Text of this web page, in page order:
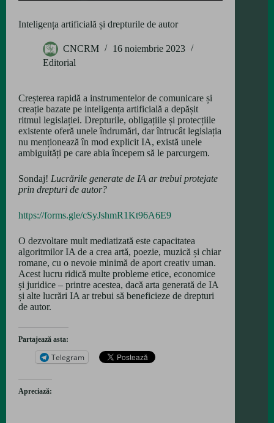
Inteligența artificială și drepturile de autor
CNCRM
16 noiembrie 2023
Editorial
Creșterea rapidă a instrumentelor de comunicare și
creație bazate pe inteligența artificială a depășit
ritmul legislației. Drepturile, obligațiile și protecțiile
existente oferă unele îndrumări, dar întrucât legislația
nu menționează în mod explicit IA, există unele
ambiguități pe care abia începem să le parcurgem.
Sondaj! Lucrările generate de IA ar trebui protejate
prin drepturi de autor?
https://forms.gle/cSyJshmR1Kt96A6E9
O dezvoltare mult mediatizată este capacitatea
algoritmilor IA de a crea artă, poezie, muzică și chiar
romane, cu o nevoie minimă de aport creativ uman.
Acest lucru ridică multe probleme etice, economice
și juridice – printre acestea, dacă arta generată de IA
și alte lucrări IA ar trebui să beneficieze de drepturi
de autor.
Partajează asta:
Telegram
Apreciază: